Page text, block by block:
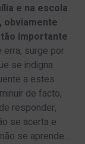
e na escola
obviamente
importante
erra, surge por
se indigna
a estes
de facto,
responder,
se acerta e
se aprende…